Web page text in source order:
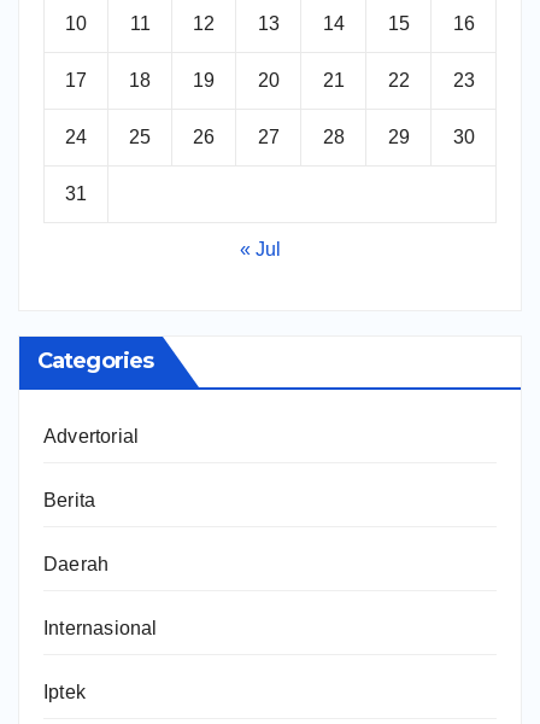
10 11 12 13 14 15 16
17 18 19 20 21 22 23
24 25 26 27 28 29 30
31
« Jul
Categories
Advertorial
Berita
Daerah
Internasional
Iptek